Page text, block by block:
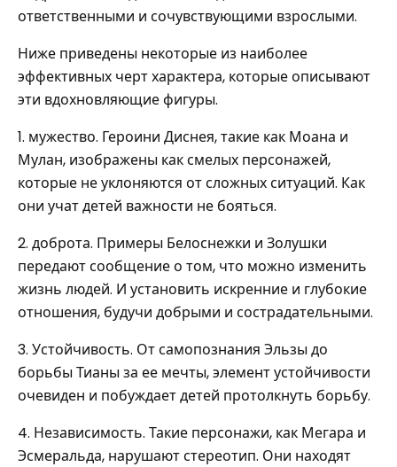
ответственными и сочувствующими взрослыми.
Ниже приведены некоторые из наиболее
эффективных черт характера, которые описывают
эти вдохновляющие фигуры.
1. мужество. Героини Диснея, такие как Моана и
Мулан, изображены как смелых персонажей,
которые не уклоняются от сложных ситуаций. Как
они учат детей важности не бояться.
2. доброта. Примеры Белоснежки и Золушки
передают сообщение о том, что можно изменить
жизнь людей. И установить искренние и глубокие
отношения, будучи добрыми и сострадательными.
3. Устойчивость. От самопознания Эльзы до
борьбы Тианы за ее мечты, элемент устойчивости
очевиден и побуждает детей протолкнуть борьбу.
4. Независимость. Такие персонажи, как Мегара и
Эсмеральда, нарушают стереотип. Они находят